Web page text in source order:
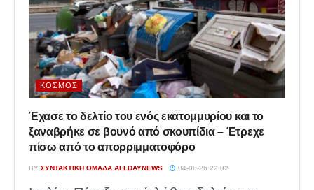
ΚΌΣΜΟΣ
Έχασε το δελτίο του ενός εκατομμυρίου και το
ξαναβρήκε σε βουνό από σκουπίδια – Έτρεχε
πίσω από το απορριμματοφόρο
BY ΣΥΝΤΑΚΤΙΚΉ ΟΜΆΔΑ ALLDAYNEWS 04-08-26 22:02